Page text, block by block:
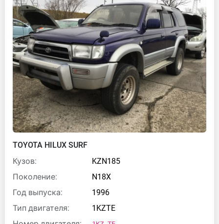
TOYOTA HILUX SURF
Кузов:
KZN185
Поколение:
N18X
Год выпуска:
1996
Тип двигателя:
1KZTE